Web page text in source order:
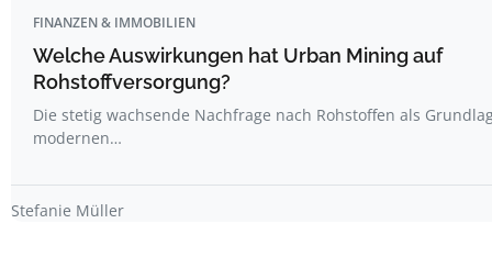
FINANZEN & IMMOBILIEN
Welche Auswirkungen hat Urban Mining auf
Rohstoffversorgung?
Die stetig wachsende Nachfrage nach Rohstoffen als
modernen…
Stefanie Müller